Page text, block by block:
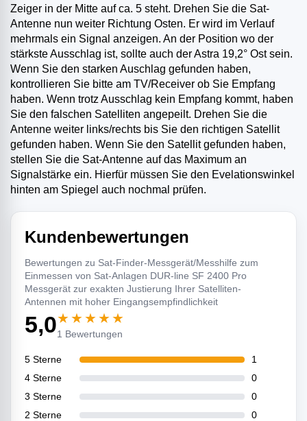
Zeiger in der Mitte auf ca. 5 steht. Drehen Sie die Sat-
Antenne nun weiter Richtung Osten. Er wird im Verlauf
mehrmals ein Signal anzeigen. An der Position wo der
stärkste Ausschlag ist, sollte auch der Astra 19,2° Ost sein.
Wenn Sie den starken Auschlag gefunden haben,
kontrollieren Sie bitte am TV/Receiver ob Sie Empfang
haben. Wenn trotz Ausschlag kein Empfang kommt, haben
Sie den falschen Satelliten angepeilt. Drehen Sie die
Antenne weiter links/rechts bis Sie den richtigen Satellit
gefunden haben. Wenn Sie den Satellit gefunden haben,
stellen Sie die Sat-Antenne auf das Maximum an
Signalstärke ein. Hierfür müssen Sie den Evelationswinkel
hinten am Spiegel auch nochmal prüfen.
Kundenbewertungen
Bewertungen zu Sat-Finder-Messgerät/Messhilfe zum
Einmessen von Sat-Anlagen DUR-line SF 2400 Pro
Messgerät zur exakten Justierung Ihrer Satelliten-
Antennen mit hoher Eingangsempfindlichkeit
5,0★★★★★
1 Bewertungen
5 Sterne
1
4 Sterne
0
3 Sterne
0
2 Sterne
0